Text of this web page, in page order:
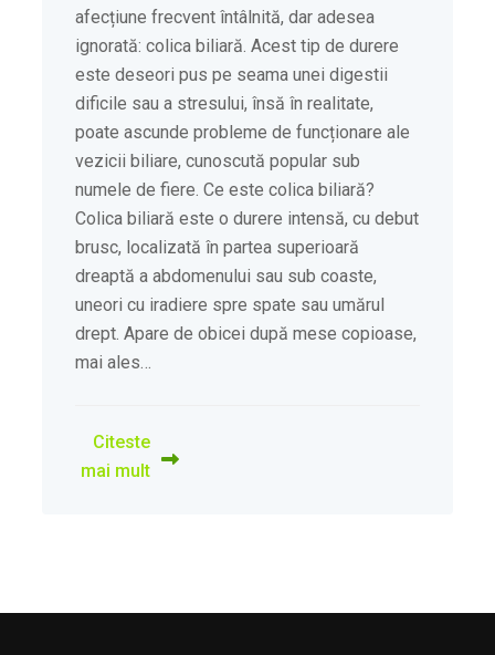
afecțiune frecvent întâlnită, dar adesea
ignorată: colica biliară. Acest tip de durere
este deseori pus pe seama unei digestii
dificile sau a stresului, însă în realitate,
poate ascunde probleme de funcționare ale
vezicii biliare, cunoscută popular sub
numele de fiere. Ce este colica biliară?
Colica biliară este o durere intensă, cu debut
brusc, localizată în partea superioară
dreaptă a abdomenului sau sub coaste,
uneori cu iradiere spre spate sau umărul
drept. Apare de obicei după mese copioase,
mai ales…
Citeste
mai mult